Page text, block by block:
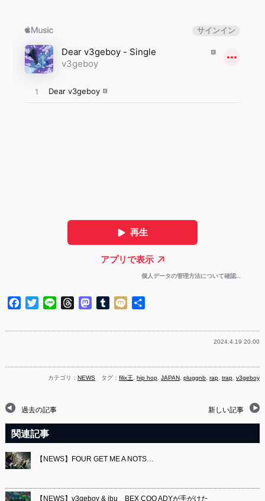
Facebook
TwitterLine ThreadsMastodon
Tumblr
Mixi
2024.4.19 20:00
カテゴリ： NEWS タグ：filix王, hip hop,JAPAN,pluggnb,rap,trap,v3geboy
過去の記事 新しい記事
関連記事
【NEWS】FOUR GET ME A NOTS…
【NEWS】v3geboy & ibu BEX COO ADYが手がけた